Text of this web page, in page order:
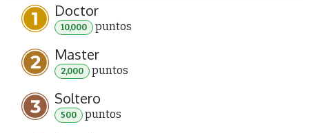
Doctor
10,000 puntos
Master
2,000 puntos
Soltero
500 puntos